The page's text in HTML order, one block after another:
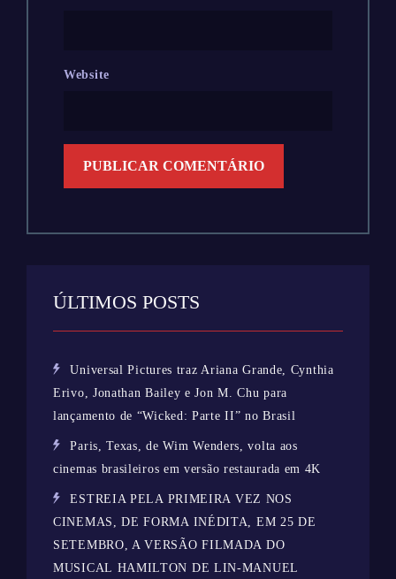
Website
ÚLTIMOS POSTS
Universal Pictures traz Ariana Grande, Cynthia
Erivo, Jonathan Bailey e Jon M. Chu para
lançamento de “Wicked: Parte II” no Brasil
Paris, Texas, de Wim Wenders, volta aos
cinemas brasileiros em versão restaurada em 4K
ESTREIA PELA PRIMEIRA VEZ NOS
CINEMAS, DE FORMA INÉDITA, EM 25 DE
SETEMBRO, A VERSÃO FILMADA DO
MUSICAL HAMILTON DE LIN-MANUEL